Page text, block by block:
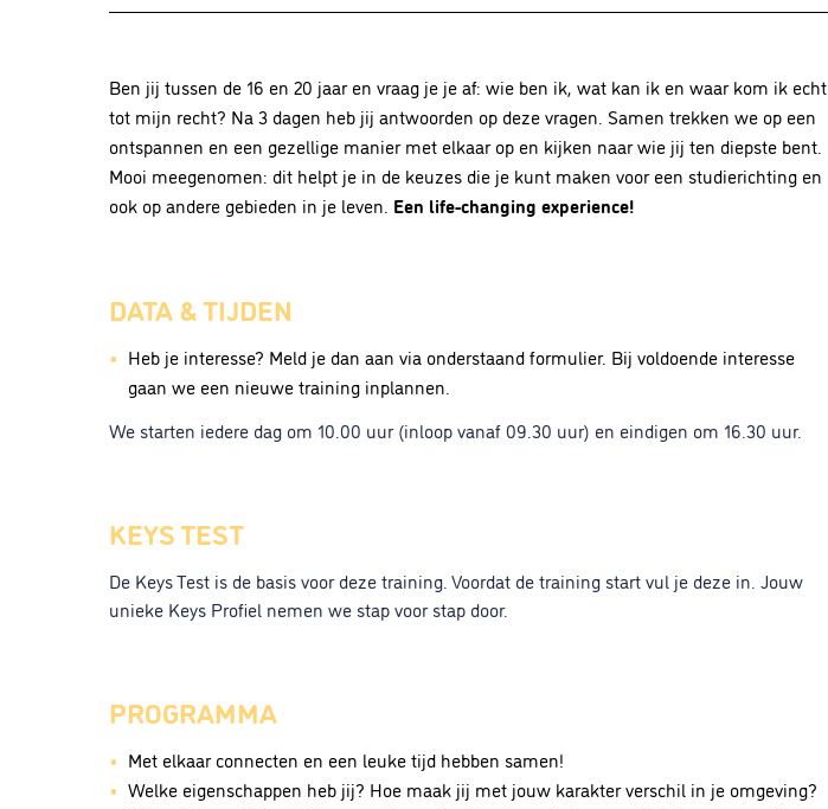
Ben jij tussen de 16 en 20 jaar en vraag je je af: wie ben ik, wat kan ik en waar kom ik echt
tot mijn recht? Na 3 dagen heb jij antwoorden op deze vragen. Samen trekken we op een
ontspannen en een gezellige manier met elkaar op en kijken naar wie jij ten diepste bent.
Mooi meegenomen: dit helpt je in de keuzes die je kunt maken voor een studierichting en
ook op andere gebieden in je leven. Een life-changing experience!
DATA & TIJDEN
Heb je interesse? Meld je dan aan via onderstaand formulier. Bij voldoende interesse
gaan we een nieuwe training inplannen.
We starten iedere dag om 10.00 uur (inloop vanaf 09.30 uur) en eindigen om 16.30 uur.
KEYS TEST
De Keys Test is de basis voor deze training. Voordat de training start vul je deze in. Jouw
unieke Keys Profiel nemen we stap voor stap door.
PROGRAMMA
Met elkaar connecten en een leuke tijd hebben samen!
Welke eigenschappen heb jij? Hoe maak jij met jouw karakter verschil in je omgeving?